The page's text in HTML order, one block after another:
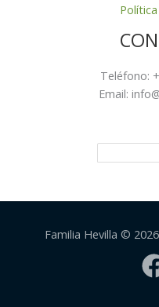
Teléfono:
Email:
Familia Hevilla ©